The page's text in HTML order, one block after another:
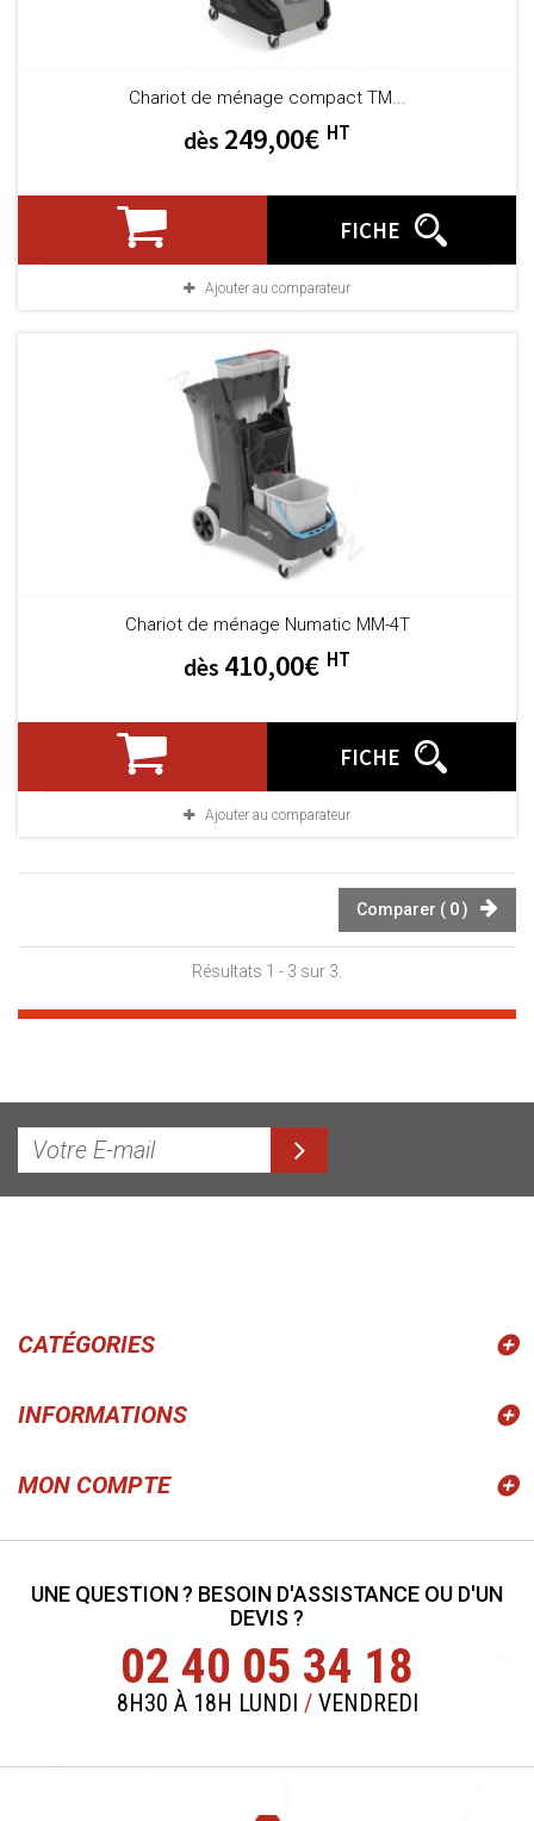
Chariot de ménage compact TM...
dès 249,00€ HT
FICHE
Ajouter au comparateur
Chariot de ménage Numatic MM-4T
dès 410,00€ HT
FICHE
Ajouter au comparateur
Comparer ( 0)
Résultats 1 - 3 sur 3.
CATÉGORIES
INFORMATIONS
MON COMPTE
UNE QUESTION ? BESOIN D'ASSISTANCE OU D'UN
DEVIS ?
02 40 05 34 18
8H30 À 18H LUNDI /VENDREDI